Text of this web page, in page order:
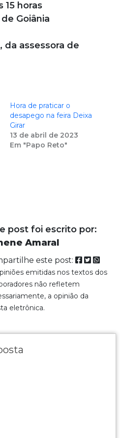
15 horas
Goiânia
da assessora de
Hora de praticar o
desapego na feira Deixa
Girar
13 de abril de 2023
Em "Papo Reto"
post foi escrito por:
Amaral
este post:
emitidas nos textos dos
não refletem
a opinião da
eletrônica.